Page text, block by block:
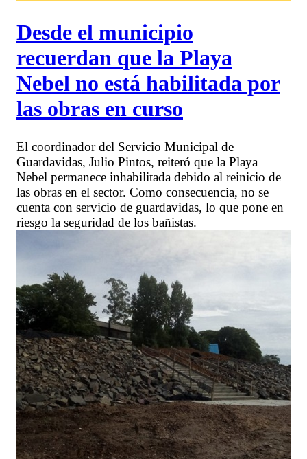
Desde el municipio
recuerdan que la Playa
Nebel no está habilitada por
las obras en curso
El coordinador del Servicio Municipal de
Guardavidas, Julio Pintos, reiteró que la Playa
Nebel permanece inhabilitada debido al reinicio de
las obras en el sector. Como consecuencia, no se
cuenta con servicio de guardavidas, lo que pone en
riesgo la seguridad de los bañistas.